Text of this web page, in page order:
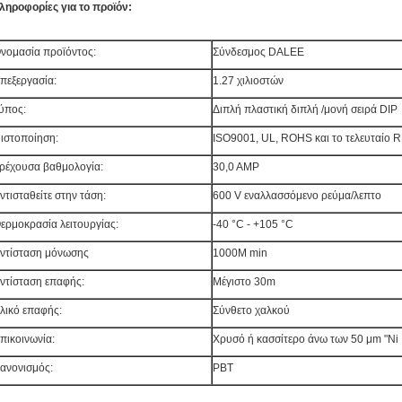
για το προϊόν:
προϊόντος: Σύνδεσμος DALEE
1.27 χιλιοστών
Διπλή πλαστική διπλή /μονή σειρά DIP
ISO9001, UL, ROHS και το τελευταίο
βαθμολογία: 30,0 AMP
στην τάση: 600 V εναλλασσόμενο ρεύμα/λεπτο
λειτουργίας: -40 °C - +105 °C
μόνωσης 1000M min
επαφής: Μέγιστο 30m
επαφής: Σύνθετο χαλκού
Χρυσό ή κασσίτερο άνω των 50 μm "Ni
PBT